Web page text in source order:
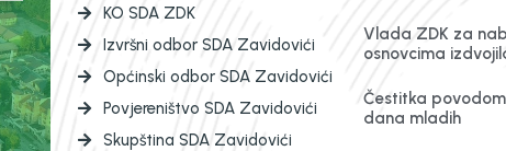
KO SDA ZDK
Izvršni odbor SDA Zavidovići
Općinski odbor SDA Zavidovići
Povjereništvo SDA Zavidovići
Skupština SDA Zavidovići
Vlada ZDK za
osnovcima
Čestitka
dana mladih